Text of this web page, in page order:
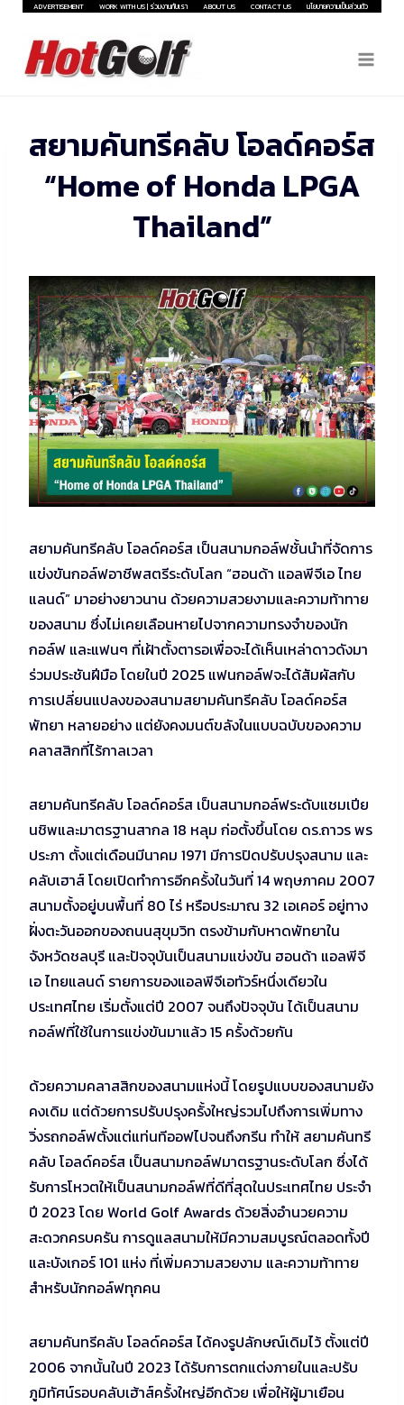
Skip
content
ADVERTISEMENT WORK WITH US | ร่วมงานกับเรา ABOUT US CONTACT US นโยบายความเป็นส่วนตัว
สยามคันทรีคลับ โอลด์คอร์ส
“Home of Honda LPGA
Thailand”
สยามคันทรีคลับ โอลด์คอร์ส เป็นสนามกอล์ฟชั้นนำที่จัดการ
แข่งขันกอล์ฟอาชีพสตรีระดับโลก “ฮอนด้า แอลพีจีเอ ไทย
แลนด์” มาอย่างยาวนาน ด้วยความสวยงามและความท้าทาย
ของสนาม ซึ่งไม่เคยเลือนหายไปจากความทรงจำของนัก
กอล์ฟ และแฟนๆ ที่เฝ้าตั้งตารอเพื่อจะได้เห็นเหล่าดาวดังมา
ร่วมประชันฝีมือ โดยในปี 2025 แฟนกอล์ฟจะได้สัมผัสกับ
การเปลี่ยนแปลงของสนามสยามคันทรีคลับ โอลด์คอร์ส
พัทยา หลายอย่าง แต่ยังคงมนต์ขลังในแบบฉบับของความ
คลาสสิกที่ไร้กาลเวลา
สยามคันทรีคลับ โอลด์คอร์ส เป็นสนามกอล์ฟระดับแชมเปีย
นชิพและมาตรฐานสากล 18 หลุม ก่อตั้งขึ้นโดย ดร.ถาวร พร
ประภา ตั้งแต่เดือนมีนาคม 1971 มีการปิดปรับปรุงสนาม และ
คลับเฮาส์ โดยเปิดทำการอีกครั้งในวันที่ 14 พฤษภาคม 2007
สนามตั้งอยู่บนพื้นที่ 80 ไร่ หรือประมาณ 32 เอเคอร์ อยู่ทาง
ฝั่งตะวันออกของถนนสุขุมวิท ตรงข้ามกับหาดพัทยาใน
จังหวัดชลบุรี และปัจจุบันเป็นสนามแข่งขัน ฮอนด้า แอลพีจี
เอ ไทยแลนด์ รายการของแอลพีจีเอทัวร์หนึ่งเดียวใน
ประเทศไทย เริ่มตั้งแต่ปี 2007 จนถึงปัจจุบัน ได้เป็นสนาม
กอล์ฟที่ใช้ในการแข่งขันมาแล้ว 15 ครั้งด้วยกัน
ด้วยความคลาสสิกของสนามแห่งนี้ โดยรูปแบบของสนามยัง
คงเดิม แต่ด้วยการปรับปรุงครั้งใหญ่รวมไปถึงการเพิ่มทาง
วิ่งรถกอล์ฟตั้งแต่แท่นทีออฟไปจนถึงกรีน ทำให้ สยามคันทรี
คลับ โอลด์คอร์ส เป็นสนามกอล์ฟมาตรฐานระดับโลก ซึ่งได้
รับการโหวตให้เป็นสนามกอล์ฟที่ดีที่สุดในประเทศไทย ประจำ
ปี 2023 โดย World Golf Awards ด้วยสิ่งอำนวยความ
สะดวกครบครัน การดูแลสนามให้มีความสมบูรณ์ตลอดทั้งปี
และบังเกอร์ 101 แห่ง ที่เพิ่มความสวยงาม และความท้าทาย
สำหรับนักกอล์ฟทุกคน
สยามคันทรีคลับ โอลด์คอร์ส ได้คงรูปลักษณ์เดิมไว้ ตั้งแต่ปี
2006 จากนั้นในปี 2023 ได้รับการตกแต่งภายในและปรับ
ภูมิทัศน์รอบคลับเฮ้าส์ครั้งใหญ่อีกด้วย เพื่อให้ผู้มาเยือน